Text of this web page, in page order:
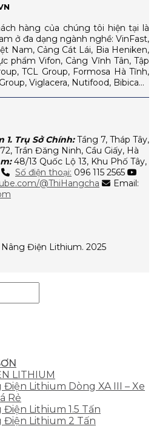
hàng của chúng tôi hiện tại là
ở đa dạng ngành nghề: VinFast,
Nam, Cảng Cát Lái, Bia Heniken,
phẩm Vifon, Cảng Vĩnh Tân, Tập
TCL Group, Formosa Hà Tĩnh,
Viglacera, Nutifood, Bibica…
1. Trụ Sở Chính:Tầng 7, Tháp Tây,
Trần Đăng Ninh, Cầu Giấy, Hà
48/13 Quốc Lộ 13, Khu Phố Tây,
Số điện thoại: 096 115 2565
@ThiHangcha
Email:
Điện Lithium. 2025
LITHIUM
Điện Lithium Dòng XA III – Xe
Rẻ
Điện Lithium 1.5 Tấn
Điện Lithium 2 Tấn